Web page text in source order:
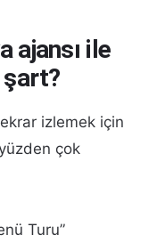
ajansı ile
şart?
izlemek için
çok
Turu”